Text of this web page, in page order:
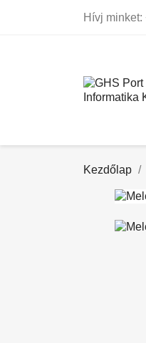
Hívj minket:
Kezdőlap